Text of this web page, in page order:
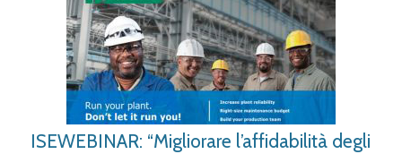
ISEWEBINAR: “Migliorare l’affidabilità degli